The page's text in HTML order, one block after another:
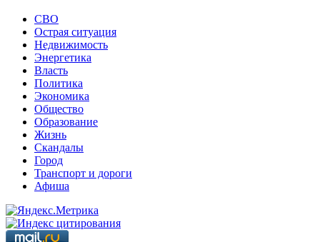
СВО
Острая ситуация
Недвижимость
Энергетика
Власть
Политика
Экономика
Общество
Образование
Жизнь
Скандалы
Город
Транспорт и дороги
Афиша